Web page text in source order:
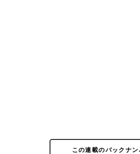
この連載のバックナン